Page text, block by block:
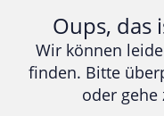
Bücher & Magazine
Computer &
Entertainment &
Oups, das
Wir können
finden. Bitte
oder gehe